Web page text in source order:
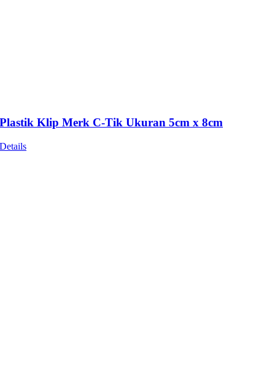
Plastik Klip Merk C-Tik Ukuran 5cm x 8cm
Details